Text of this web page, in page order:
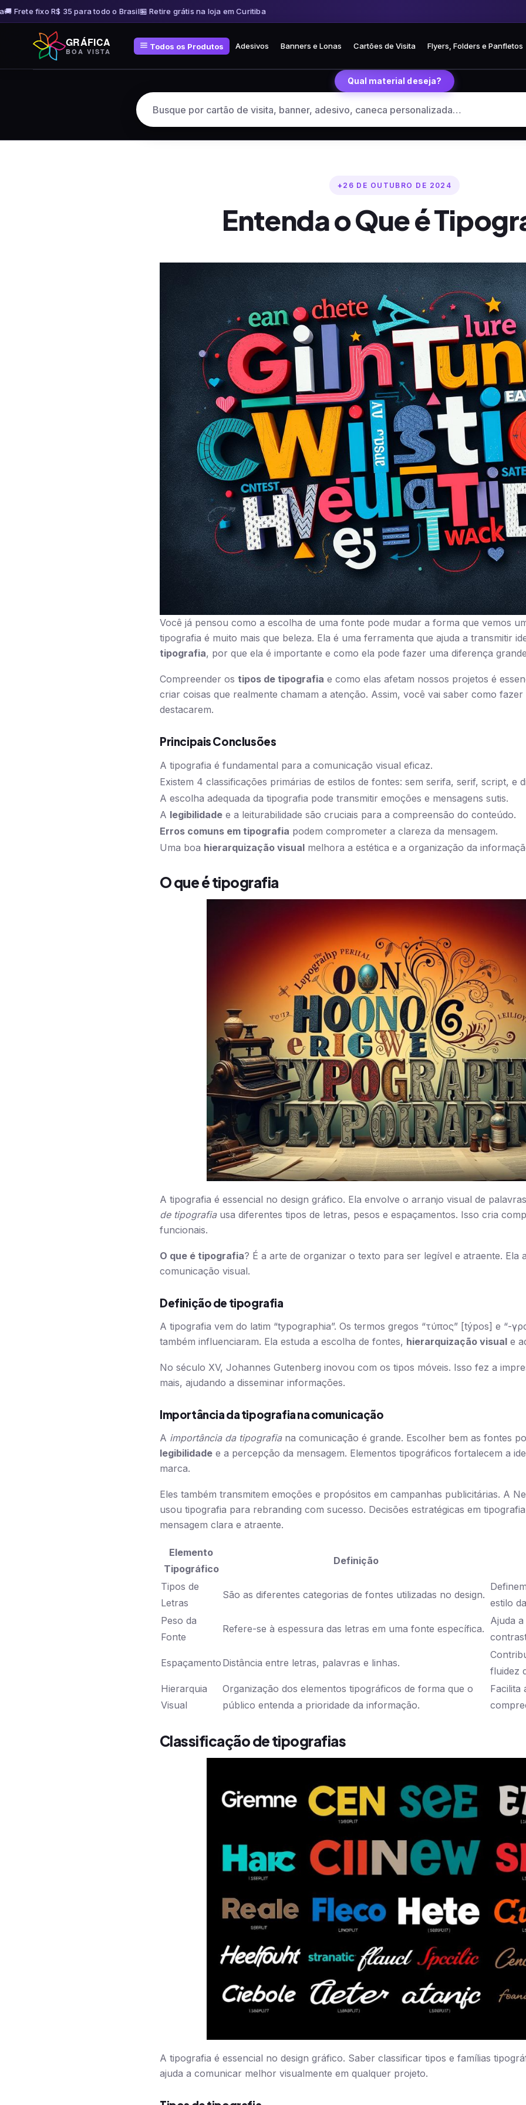
fixo R$ 35 para todo o Brasil🏪 Retire grátis na loja em Curitiba🚚 Frete fixo R$ 35 para todo o Brasil
conteúdo
GRÁFICA
BOA VISTA
Todos os Produtos Adesivos Banners e Lonas Cartões de Visita Flyers, Folders e Panfletos
Qual material deseja?
26 DE OUTUBRO DE 2024
Entenda o Que é
Você já pensou como a escolha de uma fonte pode mudar a forma que vemos
tipografia é muito mais que beleza. Ela é uma ferramenta que ajuda a transmitir
tipografia, por que ela é importante e como ela pode fazer uma diferença
Compreender os tipos de tipografia e como elas afetam nossos projetos é
criar coisas que realmente chamam a atenção. Assim, você vai saber como fazer
destacarem.
Principais Conclusões
A tipografia é fundamental para a comunicação visual eficaz.
Existem 4 classificações primárias de estilos de fontes: sem serifa, serif, script, e
A escolha adequada da tipografia pode transmitir emoções e mensagens sutis.
A legibilidade e a leiturabilidade são cruciais para a compreensão do conteúdo.
Erros comuns em tipografia podem comprometer a clareza da mensagem.
Uma boa hierarquização visual melhora a estética e a organização da
O que é tipografia
A tipografia é essencial no design gráfico. Ela envolve o arranjo visual de
de tipografiausa diferentes tipos de letras, pesos e espaçamentos. Isso cria
funcionais.
O que é tipografia? É a arte de organizar o texto para ser legível e atraente. Ela
comunicação visual.
Definição de tipografia
A tipografia vem do latim “typographia”. Os termos gregos “τύπος” [týpos] e “-
também influenciaram. Ela estuda a escolha de fontes, hierarquização visual e
No século XV, Johannes Gutenberg inovou com os tipos móveis. Isso fez a
mais, ajudando a disseminar informações.
Importância da tipografia na comunicação
A importância da tipografiana comunicação é grande. Escolher bem as fontes
legibilidade e a percepção da mensagem. Elementos tipográficos fortalecem a
marca.
Eles também transmitem emoções e propósitos em campanhas publicitárias. A
usou tipografia para rebranding com sucesso. Decisões estratégicas em
mensagem clara e atraente.
Elemento
Tipográfico
Definição
Tipos de
Letras
São as diferentes categorias de fontes utilizadas no design.
estilo
Peso da
Fonte
Refere-se à espessura das letras em uma fonte específica.
Ajuda
Espaçamento Distância entre letras, palavras e linhas.
fluidez
Hierarquia
Visual
Organização dos elementos tipográficos de forma que o
público entenda a prioridade da informação.
Facilita
Classificação de tipografias
A tipografia é essencial no design gráfico. Saber classificar tipos e famílias
ajuda a comunicar melhor visualmente em qualquer projeto.